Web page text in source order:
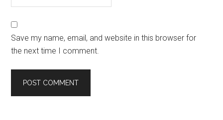
Save my name, email, and website in this browser for
the next time I comment.